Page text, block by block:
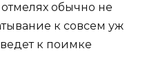
обычно не
к совсем уж
к поимке